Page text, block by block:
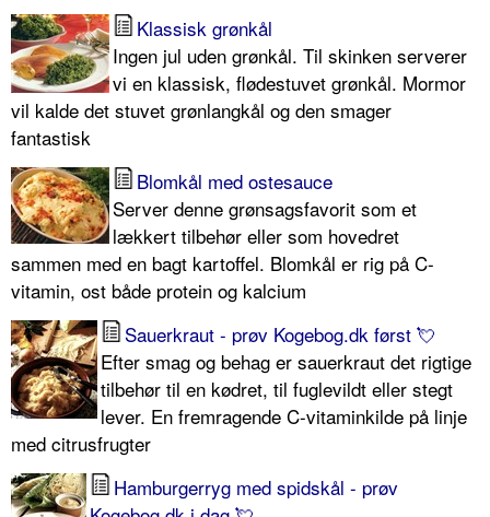
Klassisk grønkål
Ingen jul uden grønkål. Til skinken serverer
vi en klassisk, flødestuvet grønkål. Mormor
vil kalde det stuvet grønlangkål og den smager
fantastisk
Blomkål med ostesauce
Server denne grønsagsfavorit som et
lækkert tilbehør eller som hovedret
sammen med en bagt kartoffel. Blomkål er rig på C-
vitamin, ost både protein og kalcium
Sauerkraut - prøv Kogebog.dk først 💘
Efter smag og behag er sauerkraut det rigtige
tilbehør til en kødret, til fuglevildt eller stegt
lever. En fremragende C-vitaminkilde på linje
med citrusfrugter
Hamburgerryg med spidskål - prøv